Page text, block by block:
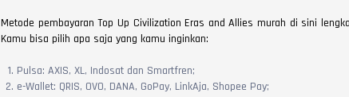
Metode pembayaran Top Up Civilization Eras and Allies murah di sini
Kamu bisa pilih apa saja yang kamu inginkan:
Pulsa: AXIS, XL, Indosat dan Smartfren;
e-Wallet: QRIS, OVO, DANA, GoPay, LinkAja, Shopee Pay;